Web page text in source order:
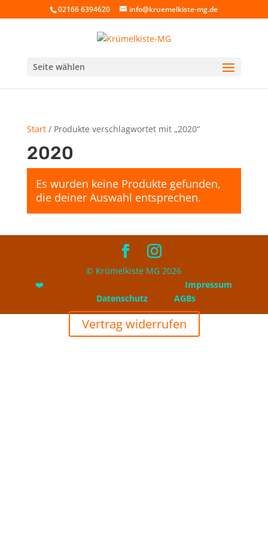
02166 6394620 info@kruemelkiste-mg.de
Seite wählen
Start/ Produkte verschlagwortet mit „2020“
2020
Es wurden keine Produkte gefunden,
die deiner Auswahl entsprechen.
© Krümelkiste MG 2026
❤️ Impressum
Datenschutz
AGBs
Vertrag widerrufen